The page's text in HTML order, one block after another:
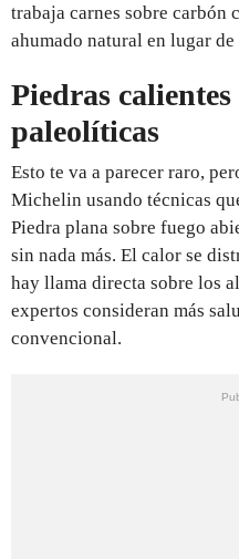
trabaja carnes sobre carbón
ahumado natural en lugar
Piedras
paleolíticas
Esto te va a parecer raro,
Michelin usando técnicas
Piedra plana sobre fuego
sin nada más. El calor se
hay llama directa sobre los
expertos consideran más
convencional.